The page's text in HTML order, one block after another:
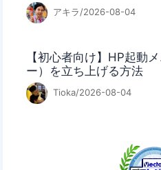
アキラ/2026-08-04
【初心者向け】HP起動
ー）を立ち上げる方法
Tioka/2026-08-04